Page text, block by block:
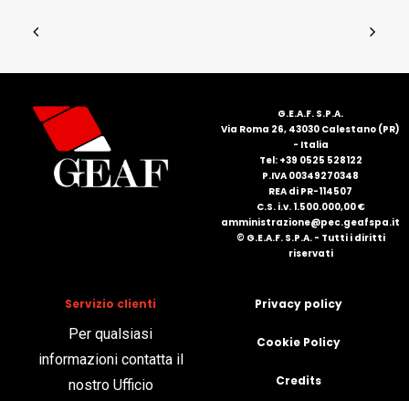
G.E.A.F. S.P.A.
Via Roma 26, 43030 Calestano (PR)
- Italia
Tel: +39 0525 528122
P.IVA 00349270348
REA di PR-114507
C.S. i.v. 1.500.000,00 €
amministrazione@pec.geafspa.it
© G.E.A.F. S.P.A. - Tutti i diritti
riservati
Servizio clienti
Per qualsiasi
informazioni contatta il
nostro Ufficio
Privacy policy
Cookie Policy
Credits